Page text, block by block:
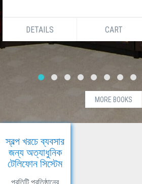
DETAILS CART
MORE BOOKS
স্বল্প খরচে ব্যবসার
জন্য অত্যাধুনিক
টেলিফোন সিস্টেম